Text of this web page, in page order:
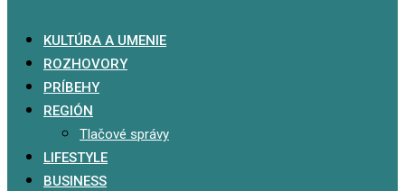
KULTÚRA A UMENIE
ROZHOVORY
PRÍBEHY
REGIÓN
Tlačové správy
LIFESTYLE
BUSINESS